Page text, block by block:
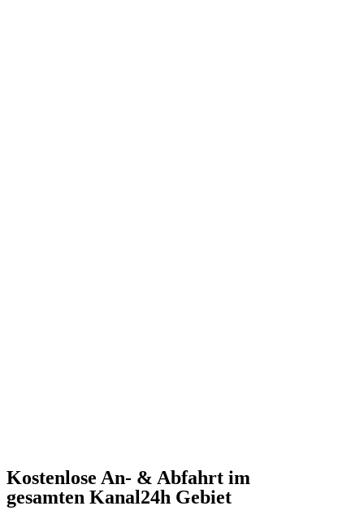
Kostenlose An- & Abfahrt im
gesamten Kanal24h Gebiet